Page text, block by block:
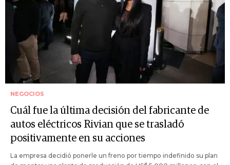
NEGOCIOS
Cuál fue la última decisión del fabricante de
autos eléctricos Rivian que se trasladó
positivamente en su acciones
La empresa decidió ponerle un freno por tiempo indefinido su plan